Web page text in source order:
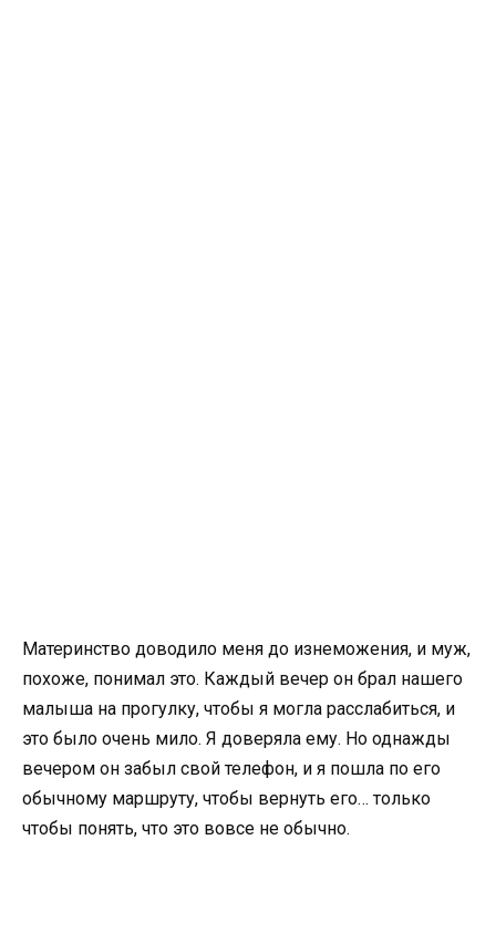
Материнство доводило меня до изнеможения, и муж,
похоже, понимал это. Каждый вечер он брал нашего
малыша на прогулку, чтобы я могла расслабиться, и
это было очень мило. Я доверяла ему. Но однажды
вечером он забыл свой телефон, и я пошла по его
обычному маршруту, чтобы вернуть его… только
чтобы понять, что это вовсе не обычно.